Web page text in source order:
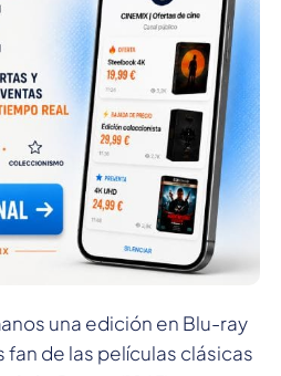
una edición en Blu-ray
de las películas clásicas